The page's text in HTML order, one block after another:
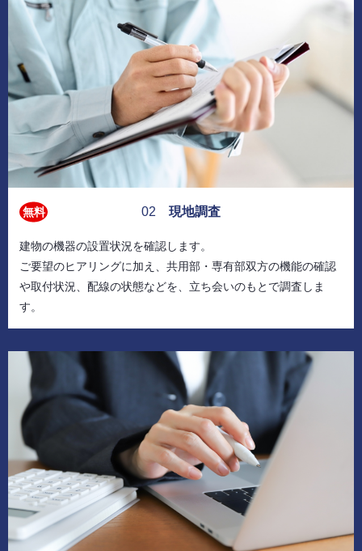
無料 02 現地調査
建物の機器の設置状況を確認します。
ご要望のヒアリングに加え、共用部・専有部双方の機能の確認
や取付状況、配線の状態などを、立ち会いのもとで調査しま
す。